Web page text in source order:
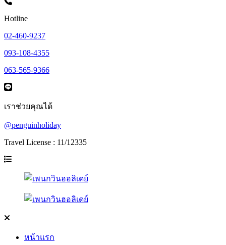
Hotline
02-460-9237
093-108-4355
063-565-9366
เราช่วยคุณได้
@penguinholiday
Travel License : 11/12335
หน้าแรก